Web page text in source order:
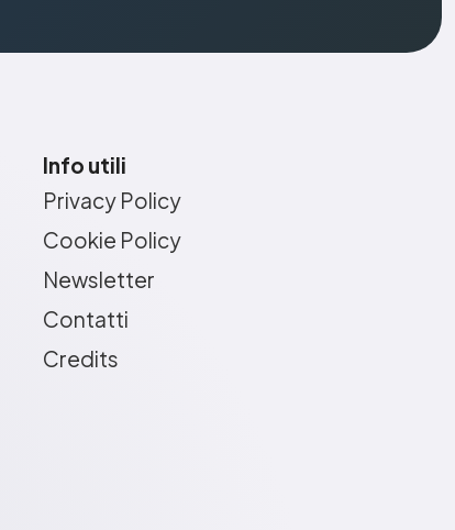
Info utili
Privacy Policy
Cookie Policy
Newsletter
Contatti
Credits